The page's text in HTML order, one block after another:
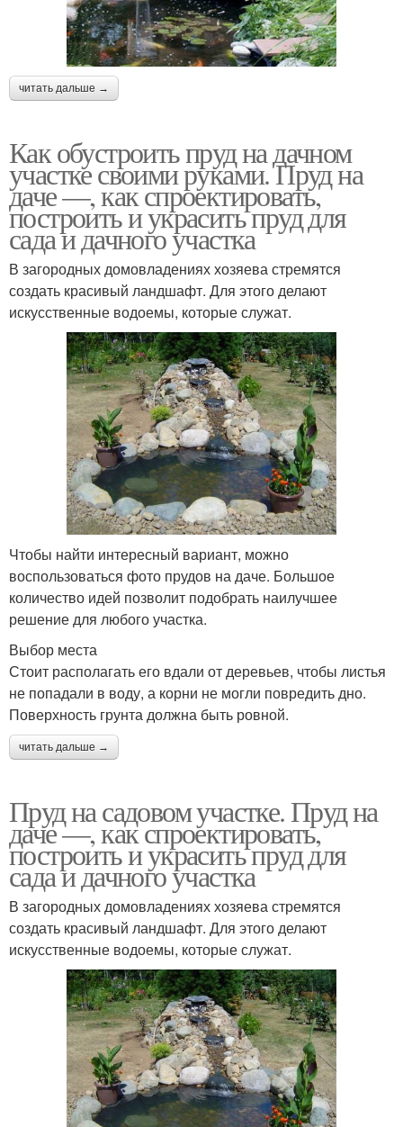
читать дальше →
Как обустроить пруд на дачном
участке своими руками. Пруд на
даче —, как спроектировать,
построить и украсить пруд для
сада и дачного участка
В загородных домовладениях хозяева стремятся
создать красивый ландшафт. Для этого делают
искусственные водоемы, которые служат.
Чтобы найти интересный вариант, можно
воспользоваться фото прудов на даче. Большое
количество идей позволит подобрать наилучшее
решение для любого участка.
Выбор места
Стоит располагать его вдали от деревьев, чтобы листья
не попадали в воду, а корни не могли повредить дно.
Поверхность грунта должна быть ровной.
читать дальше →
Пруд на садовом участке. Пруд на
даче —, как спроектировать,
построить и украсить пруд для
сада и дачного участка
В загородных домовладениях хозяева стремятся
создать красивый ландшафт. Для этого делают
искусственные водоемы, которые служат.